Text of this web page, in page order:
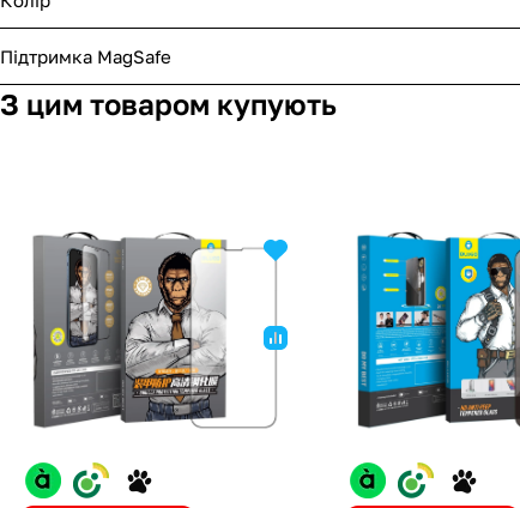
Підтримка MagSafe
З цим товаром купують